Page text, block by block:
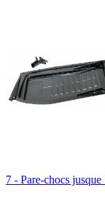
7 - Pare-chocs